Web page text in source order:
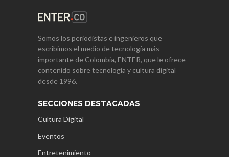
Somos los periodistas e ingenieros que
escribimos el medio de tecnología más
importante de Colombia, ENTER, que le ofrece
contenido sobre tecnología y cultura digital
desde 1996.
SECCIONES DESTACADAS
Cultura Digital
Eventos
Entretenimiento